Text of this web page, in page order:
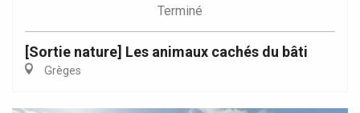
Terminé
[Sortie nature] Les animaux cachés du bâti
Grèges